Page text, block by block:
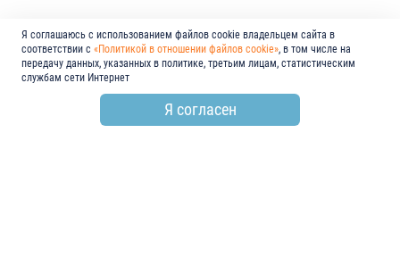
Я соглашаюсь с использованием файлов cookie владельцем сайта в
соответствии с «Политикой в отношении файлов cookie», в том числе на
передачу данных, указанных в политике, третьим лицам, статистическим
службам сети Интернет
Я согласен